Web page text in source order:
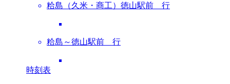
粭島（久米・商工）徳山駅前 行
粭島～徳山駅前 行
時刻表